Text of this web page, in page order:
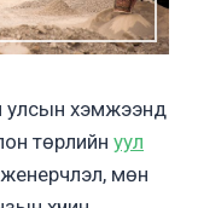
улсын хэмжээнд
төрлийн уул
мөн